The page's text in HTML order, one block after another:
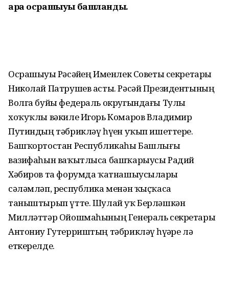
ара осрашыуы башланды.
Осрашыуҙы Рәсәйҙең Именлек Советы секретары
Николай Патрушев асты. Рәсәй Президентының
Волга буйы федераль округындағы Тулы
хоҡуҡлы вәкиле Игорь Комаров Владимир
Путиндың тәбрикләү һүҙен уҡып ишеттерҙе.
Башҡортостан Республикаһы Башлығы
вазифаһын ваҡытлыса башҡарыусы Радий
Хәбиров та форумда ҡатнашыусыларҙы
сәләмләп, республика менән ҡыҫҡаса
таныштырып үтте. Шулай уҡ Берләшкән
Милләттәр Ойошмаһының Генераль секретары
Антониу Гутерриштың тәбрикләү һүҙҙәре лә
еткерелде.